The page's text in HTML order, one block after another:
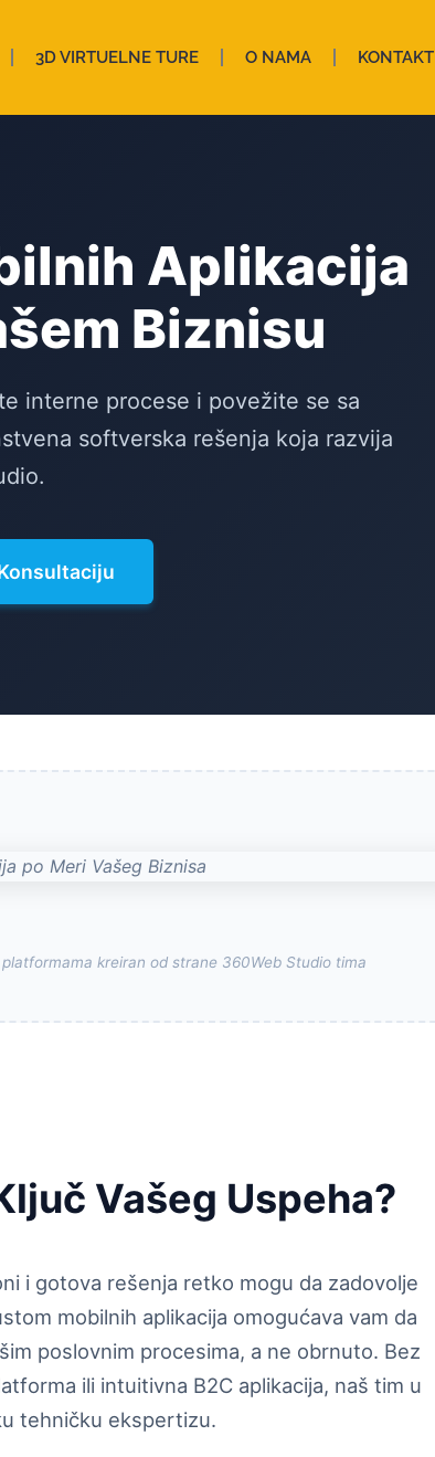
3D VIRTUELNE TURE O NAMA KONTAKT
Aplikacija
Biznisu
interne procese i povežite se sa
softverska rešenja koja razvija
kreiran od strane 360Web Studio tima
Vašeg Uspeha?
i gotova rešenja retko mogu da zadovolje
mobilnih aplikacija omogućava vam da
poslovnim procesima, a ne obrnuto. Bez
ili intuitivna B2C aplikacija, naš tim u
tehničku ekspertizu.